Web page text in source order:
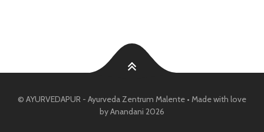
© AYURVEDAPUR - Ayurveda Zentrum Malente • Made with love
by Anandani 2026